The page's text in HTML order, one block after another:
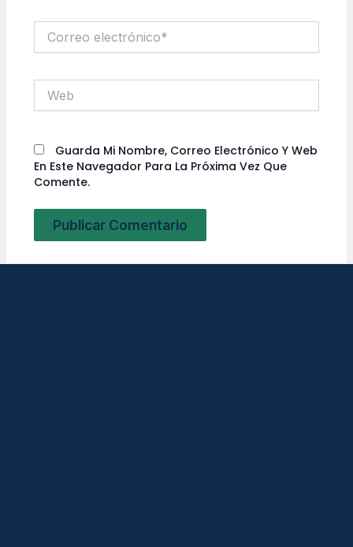
Electrónico*
Web
Guarda Mi Nombre, Correo Electrónico Y Web
En Este Navegador Para La Próxima Vez Que
Comente.